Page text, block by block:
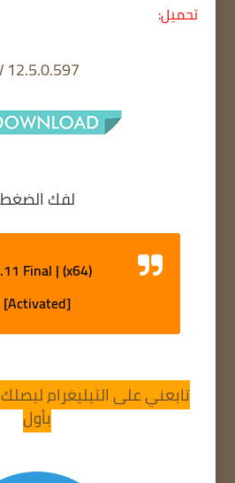
تحميل:
12.5.0.597
لفك الضغط
Final | (x64)
[Activated]
تابعني على التيليغرام
بأول